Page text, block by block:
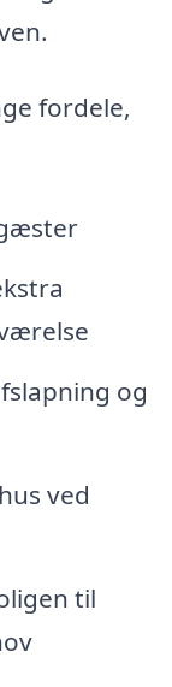
fordele,
og
ved
til